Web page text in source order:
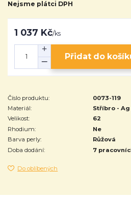
Nejsme plátci DPH
1 037 Kč/ks
Přidat do
Číslo produktu:
0073-119
Materiál:
Stříbro - Ag
Velikost:
62
Rhodium:
Ne
Barva perly:
Růžová
Doba dodání:
7
Do oblíbených